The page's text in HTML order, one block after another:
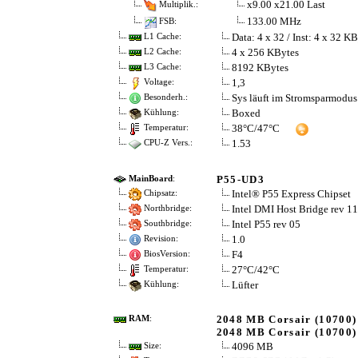
Multiplik.: x9.00 x21.00 Last
FSB: 133.00 MHz
L1 Cache: Data: 4 x 32 / Inst: 4 x 32
L2 Cache: 4 x 256 KBytes
L3 Cache: 8192 KBytes
Voltage: 1,3
Besonderh.: Sys läuft im Stromsparmodus
Kühlung: Boxed
Temperatur: 38°C/47°C
CPU-Z Vers.: 1.53
MainBoard: P55-UD3
Chipsatz: Intel® P55 Express Chipset
Northbridge: Intel DMI Host Bridge rev 11
Southbridge: Intel P55 rev 05
Revision: 1.0
BiosVersion: F4
Temperatur: 27°C/42°C
Kühlung: Lüfter
RAM:
2048 MB Corsair (10700)
2048 MB Corsair (10700)
Size: 4096 MB